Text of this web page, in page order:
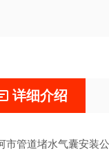
详细介绍
市管道堵水气囊安装